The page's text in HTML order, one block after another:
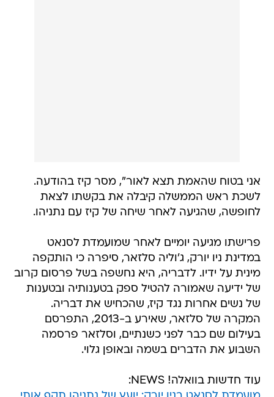
אני בטוח שהאמת תצא לאור", מסר קיז בהודעה.
לשכת ראש הממשלה קיבלה את בקשתו לצאת
לחופשה, שהגיעה לאחר שיחה של קיז עם נתניהו.
פרישתו מגיעה יומיים לאחר שמועמדת לסנאט
במדינת ניו יורק, ג'וליה סלזאר, סיפרה כי הותקפה
מינית על ידיו. לדבריה, היא נחשפה בשל פרסום קרוב
של ידיעה שאמורה להטיל ספק בטענותיה ובטענות
של נשים אחרות נגד קיז, שהכחיש את דבריה.
המקרה של סלזאר, שאירע ב-2013, התפרסם
בעילום שם כבר לפני כשנתיים, וסלזאר פרסמה
השבוע את הדברים בשמה ובאופן גלוי.
עוד חדשות בוואלה! NEWS: